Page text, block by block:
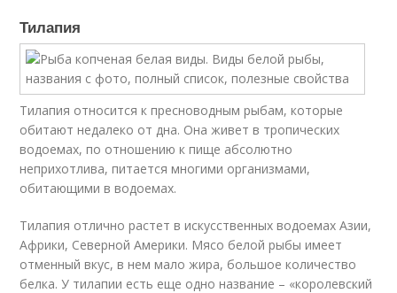
Тилапия
Тилапия относится к пресноводным рыбам, которые
обитают недалеко от дна. Она живет в тропических
водоемах, по отношению к пище абсолютно
неприхотлива, питается многими организмами,
обитающими в водоемах.
Тилапия отлично растет в искусственных водоемах Азии,
Африки, Северной Америки. Мясо белой рыбы имеет
отменный вкус, в нем мало жира, большое количество
белка. У тилапии есть еще одно название – «королевский